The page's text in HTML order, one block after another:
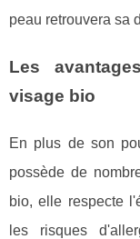
peau retrouvera sa
Les
visage bio
En plus de son
possède de
bio, elle respecte
les risques